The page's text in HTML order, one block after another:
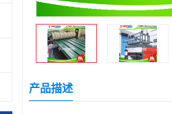
产品描述